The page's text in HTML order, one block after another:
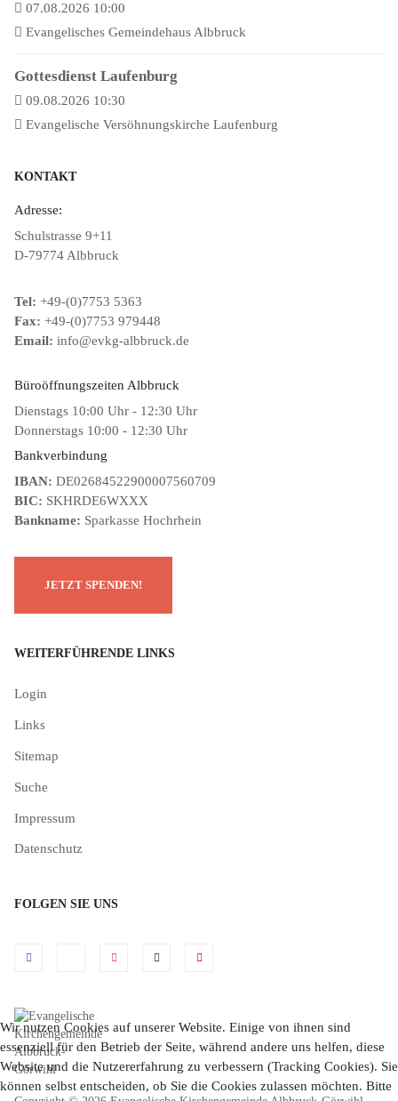
07.08.2026 10:00
Evangelisches Gemeindehaus Albbruck
Gottesdienst Laufenburg
09.08.2026 10:30
Evangelische Versöhnungskirche Laufenburg
KONTAKT
Adresse:
Schulstrasse 9+11
D-79774 Albbruck
Tel: +49-(0)7753 5363
Fax: +49-(0)7753 979448
Email: info@evkg-albbruck.de
Büroöffnungszeiten Albbruck
Dienstags 10:00 Uhr - 12:30 Uhr
Donnerstags 10:00 - 12:30 Uhr
Bankverbindung
IBAN: DE02684522900007560709
BIC: SKHRDE6WXXX
Bankname: Sparkasse Hochrhein
WEITERFÜHRENDE LINKS
Login
Links
Sitemap
Suche
Impressum
Datenschutz
FOLGEN SIE UNS
Wir nutzen Cookies auf unserer Website. Einige von ihnen sind
essenziell für den Betrieb der Seite, während andere uns helfen, diese
Website und die Nutzererfahrung zu verbessern (Tracking Cookies). Sie
können selbst entscheiden, ob Sie die Cookies zulassen möchten. Bitte